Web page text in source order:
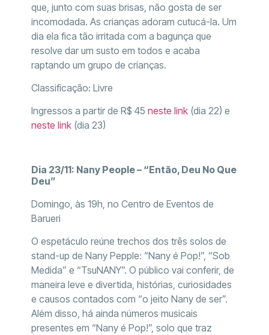
que, junto com suas brisas, não gosta de ser
incomodada. As crianças adoram cutucá-la. Um
dia ela fica tão irritada com a bagunça que
resolve dar um susto em todos e acaba
raptando um grupo de crianças.
Classificação: Livre
Ingressos a partir de R$ 45 neste link(dia 22) e
neste link(dia 23)
Dia 23/11: Nany People – “Então, Deu No Que
Deu”
Domingo, às 19h, no Centro de Eventos de
Barueri
O espetáculo reúne trechos dos três solos de
stand-up de Nany Pepple: “Nany é Pop!”, “Sob
Medida” e “TsuNANY”. O público vai conferir, de
maneira leve e divertida, histórias, curiosidades
e causos contados com “o jeito Nany de ser”.
Além disso, há ainda números musicais
presentes em “Nany é Pop!”, solo que traz